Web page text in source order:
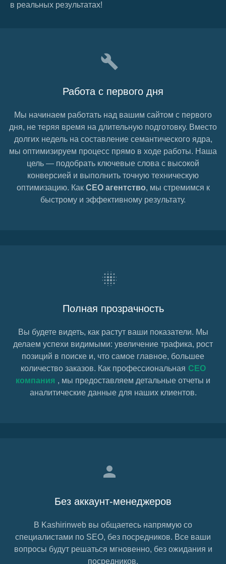
в реальных результатах!
Работа с первого дня
Мы начинаем работать над вашим сайтом с первого
дня, не теряя время на длительную подготовку. Вместо
долгих недель на составление семантического ядра,
мы оптимизируем процесс прямо в ходе работы. Наша
цель — подобрать ключевые слова с высокой
конверсией и выполнить точную техническую
оптимизацию. Как СЕО агентство, мы стремимся к
быстрому и эффективному результату.
Полная прозрачность
Вы будете видеть, как растут ваши показатели. Мы
делаем успехи видимыми: увеличение трафика, рост
позиций в поиске и, что самое главное, большее
количество заказов. Как профессиональная СЕО
компания , мы предоставляем детальные отчеты и
аналитические данные для наших клиентов.
Без аккаунт-менеджеров
В Kashirinweb вы общаетесь напрямую со
специалистами по SEO, без посредников. Все ваши
вопросы будут решаться мгновенно, без ожидания и
посредников.